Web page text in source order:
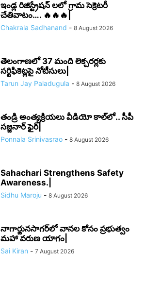
ఇండ్ల రిజిస్ట్రేషన్ లలో గ్రామ సెక్రెటరీ
చేతివాటం…. 🔥🔥🔥|
Chakrala Sadhanand - 8 August 2026
తెలంగాణలో 37 మంది లెక్చరర్లకు
సర్టిఫికెట్లపై నోటీసులు|
Tarun Jay Paladugula - 8 August 2026
తండ్రి అంత్యక్రియలు వీడియో కాల్‌లో.. సీపీ
సజ్జనార్ ఫైర్|
Ponnala Srinivasrao - 8 August 2026
Sahachari Strengthens Safety
Awareness.|
Sidhu Maroju - 8 August 2026
నాగార్జునసాగర్‌లో వానల కోసం ప్రభుత్వం
మహా వరుణ యాగం|
Sai Kiran - 7 August 2026